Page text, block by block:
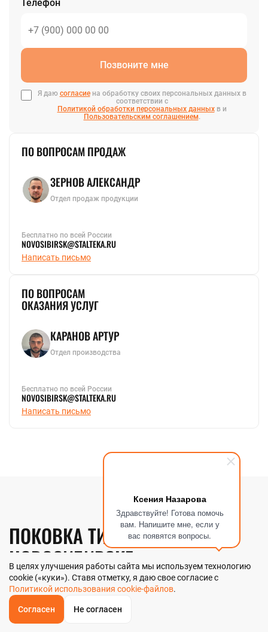
Ксения Назарова
Здравствуйте! Готова помочь
вам. Напишите мне, если у
вас появятся вопросы.
ОБРАТНЫЙЗВОНОК
Телефон
Позвоните мне
Я даю согласиена обработку своих персональных данных в
соответствии с
Политикой обработки персональных данныхв и
Пользовательским соглашением.
ПО ВОПРОСАМ ПРОДАЖ
ЗЕРНОВ АЛЕКСАНДР
Отдел продаж продукции
Бесплатно по всей России
NOVOSIBIRSK@STALTEKA.RU
Написать письмо
ПО ВОПРОСАМ
ОКАЗАНИЯ УСЛУГ
КАРАНОВ АРТУР
Отдел производства
Бесплатно по всей России
NOVOSIBIRSK@STALTEKA.RU
Написать письмо
ПОКОВКА ТИТАНОВАЯ В
НОВОСИБИРСКЕ
Компания «Стальтека» — поставщик металлопроката с
собственным складом и производством в Новосибирске. В
наличии более 130 видов металлопроката и 70 наименований
металлоизделий — черный, цветной и нержавеющий прокат
Главная
В целях улучшения работы сайта мы используем технологию
cookie («куки»). Ставя отметку, я даю свое согласие с
Политикой использования cookie-файлов.
Согласен Не согласен